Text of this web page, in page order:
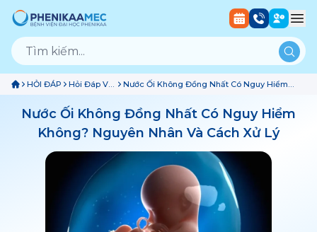
HỎI ĐÁP
Hỏi Đáp Về
Bào Thai
Nước Ối Không Đồng Nhất Có Nguy Hiểm
Nước Ối Không Đồng Nhất Có Nguy Hiểm
Không? Nguyên Nhân Và Cách Xử Lý